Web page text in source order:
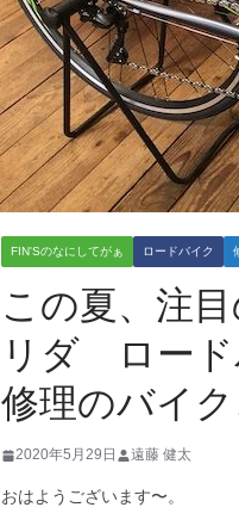
FIN'Sのなにしてがぁ ロードバイク
この夏、注
リダ ロード
修理のバイ
2020年5月29日 遠藤 健太
おはようございます〜。